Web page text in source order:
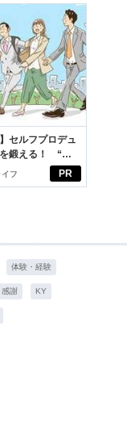
PR
】セルフプロデュ
鍛える！ “ジ
断
フ
体験・経験
感謝 KY